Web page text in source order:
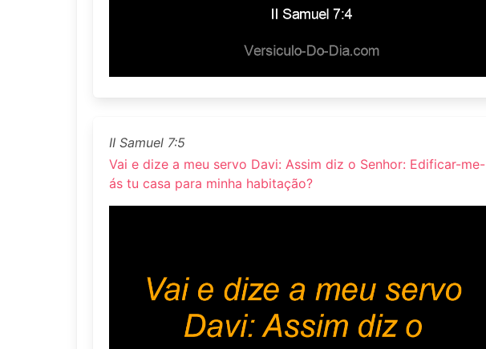
II Samuel 7:5
Vai e dize a meu servo Davi: Assim diz o Senhor: Edificar-me-
ás tu casa para minha habitação?